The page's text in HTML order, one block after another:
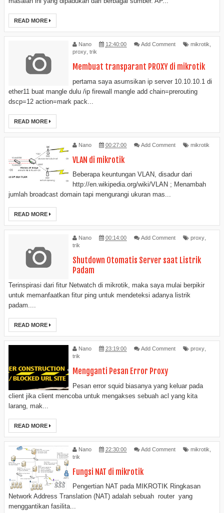
READ MORE
Nano 12:40:00 Add Comment mikrotik
proxy trik
Membuat transparant PROXY di mikrotik
pertama saya asumsikan ip server 10.10.10.1 di
ether11 buat mangle dulu /ip firewall mangle add chain=prerouting
dscp=12 action=mark pack...
READ MORE
Nano 00:27:00 Add Comment mikrotik
VLAN di mikrotik
Beberapa keuntungan VLAN, disadur dari
http://en.wikipedia.org/wiki/VLAN ; Menambah
jumlah broadcast domain tapi mengurangi ukuran mas...
READ MORE
Nano 00:14:00 Add Comment proxy
trik
Shutdown Otomatis Server saat Listrik
Padam
Terinspirasi dari fitur Netwatch di mikrotik, maka saya mulai berpikir
untuk memanfaatkan fitur ping untuk mendeteksi adanya listrik
padam....
READ MORE
Nano 23:19:00 Add Comment proxy
trik
Mengganti Pesan Error Proxy
Pesan error squid biasanya yang keluar pada
client jika client mencoba untuk mengakses sebuah acl yang kita
larang, mak...
READ MORE
Nano 22:30:00 Add Comment mikrotik
trik
Fungsi NAT di mikrotik
Pengertian NAT pada MIKROTIK Ringkasan
Network Address Translation (NAT) adalah sebuah router yang
menggantikan fasilita...